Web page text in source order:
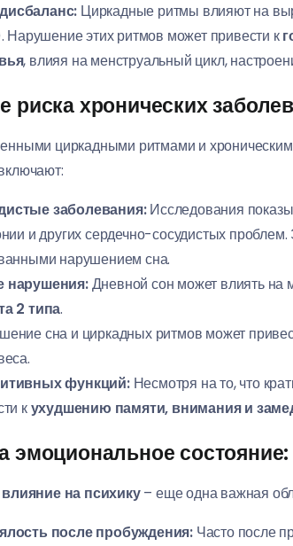
Циркадные ритмы влияют на
Нарушение этих ритмов может привести к
, влияя на менструальный цикл,
риска хронических
циркадными ритмами и
заболевания:Исследования
и других сердечно-сосудистых
нарушением сна.
нарушения:Дневной сон может влиять на
2 типа.
сна и циркадных ритмов может
функций:Несмотря на то, что
кухудшению памяти, внимания и
эмоциональное
на психику– еще одна важная
после пробуждения:Часто после